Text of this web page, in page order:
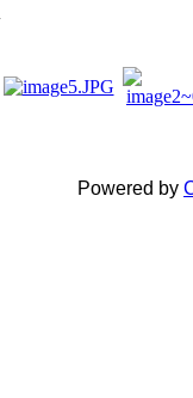
Powered by